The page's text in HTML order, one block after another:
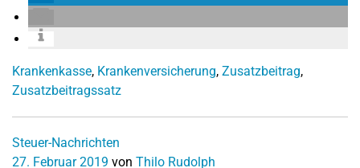
Krankenkasse, Krankenversicherung, Zusatzbeitrag,
Zusatzbeitragssatz
Steuer-Nachrichten
27. Februar 2019 von Thilo Rudolph